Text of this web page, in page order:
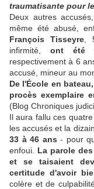
traumatisante pour
Deux autres accusés,
même été abusé,
François Tisseyre ,
infirmité, ont été
respectivement à 6
accusé, mineur au
De l'École en
procès exemplaire
(Blog Chroniques
Il aura fallu ces
les accusés et la
33 à 46 ans - pour
enfoui. La parole
et se taisaient
certitude d'avoir
colère et de